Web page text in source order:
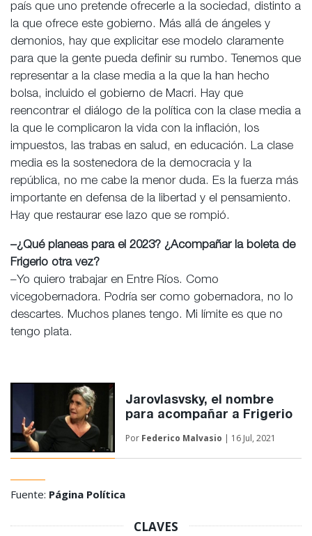
país que uno pretende ofrecerle a la sociedad, distinto a
la que ofrece este gobierno. Más allá de ángeles y
demonios, hay que explicitar ese modelo claramente
para que la gente pueda definir su rumbo. Tenemos que
representar a la clase media a la que la han hecho
bolsa, incluido el gobierno de Macri. Hay que
reencontrar el diálogo de la política con la clase media a
la que le complicaron la vida con la inflación, los
impuestos, las trabas en salud, en educación. La clase
media es la sostenedora de la democracia y la
república, no me cabe la menor duda. Es la fuerza más
importante en defensa de la libertad y el pensamiento.
Hay que restaurar ese lazo que se rompió.
–¿Qué planeas para el 2023? ¿Acompañar la boleta de
Frigerio otra vez?
–Yo quiero trabajar en Entre Ríos. Como
vicegobernadora. Podría ser como gobernadora, no lo
descartes. Muchos planes tengo. Mi límite es que no
tengo plata.
Jarovlasvsky, el nombre
para acompañar a Frigerio
Por Federico Malvasio | 16 Jul, 2021
Fuente: Página Política
CLAVES